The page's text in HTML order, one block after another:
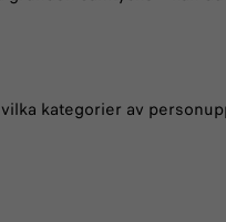
kategorier av